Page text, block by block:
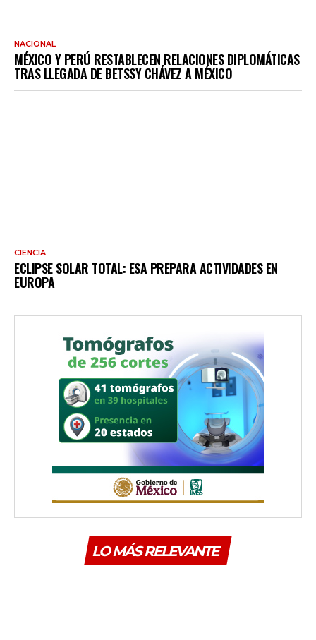
NACIONAL
MÉXICO Y PERÚ RESTABLECEN RELACIONES DIPLOMÁTICAS
TRAS LLEGADA DE BETSSY CHÁVEZ A MÉXICO
CIENCIA
ECLIPSE SOLAR TOTAL: ESA PREPARA ACTIVIDADES EN
EUROPA
LO MÁS RELEVANTE